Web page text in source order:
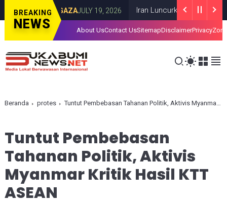
BREAKING
NEWS
Gaza GAZAJULY 19, 2026 Iran Luncurkan Rudal ke
About UsContact UsSitemapDisclaimerPrivacy
Beranda protes Tuntut Pembebasan Tahanan Politik, Aktivis Myanmar Kritik Hasil KTT ASEAN
Tuntut Pembebasan
Tahanan Politik, Aktivis
Myanmar Kritik Hasil KTT
ASEAN